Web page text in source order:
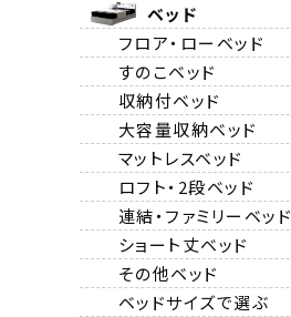
ベッド
フロア・ローベッド
すのこベッド
収納付ベッド
大容量収納ベッド
マットレスベッド
ロフト・2段ベッド
連結・ファミリーベッド
ショート丈ベッド
その他ベッド
ベッドサイズで選ぶ